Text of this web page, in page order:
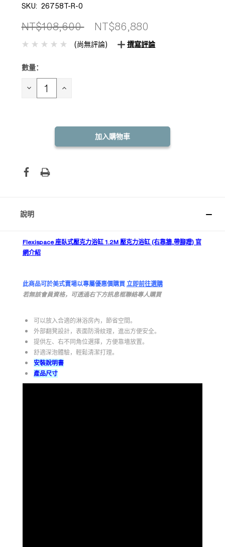
SKU: 26758T-R-0
NT$108,600 NT$86,880
(尚無評論) 撰寫評論
目前
存：
數量：
減 增
說明
Flexispace 座臥式壓克力浴缸 1.2M 壓克力浴缸 (右靠牆,帶腳蹬) 官
網介紹
此商品可於美式賣場以專屬優惠價購買立即前往選購
若無該會員資格，可透過右下方訊息框聯絡專人購買
可以放入合適的淋浴房內，節省空間。
外部翻凳設計，表面防滑紋理，進出方便安全。
提供左、右不同角位選擇，方便靠墻放置。
舒適深泡體驗，輕鬆清潔打理。
安裝說明書
產品尺寸